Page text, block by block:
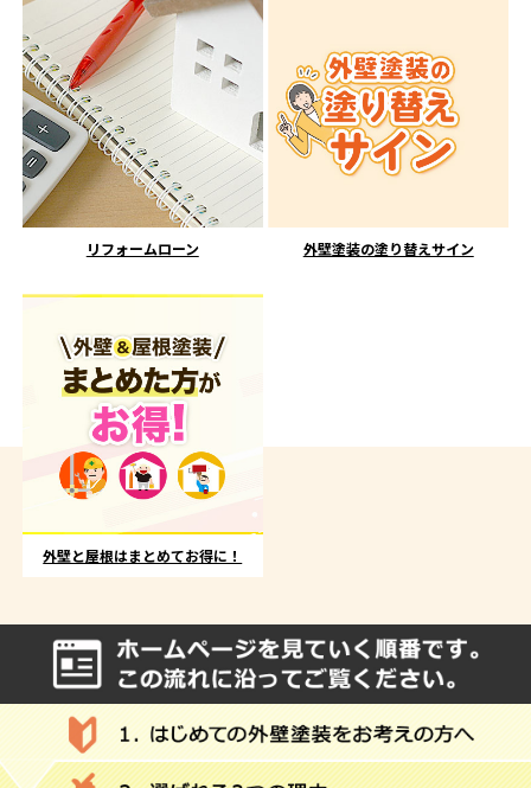
リフォームローン 外壁塗装の塗り替えサイン
外壁と屋根はまとめてお得に！